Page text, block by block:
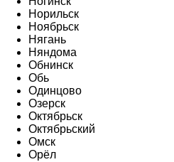
Норильск
Ноябрьск
Нягань
Няндома
Обнинск
Обь
Одинцово
Озерск
Октябрьск
Октябрьский
Омск
Орёл